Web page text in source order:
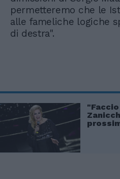
permetteremo che le
alle fameliche logiche
di destra".